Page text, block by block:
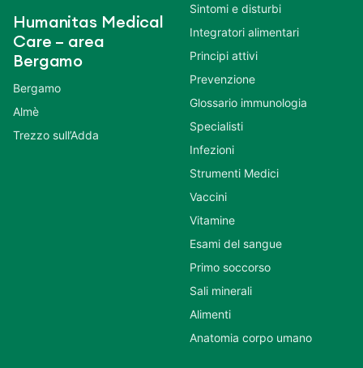
Humanitas Medical
Care – area
Bergamo
Bergamo
Almè
Trezzo sull’Adda
Sintomi e disturbi
Integratori alimentari
Principi attivi
Prevenzione
Glossario immunologia
Specialisti
Infezioni
Strumenti Medici
Vaccini
Vitamine
Esami del sangue
Primo soccorso
Sali minerali
Alimenti
Anatomia corpo umano